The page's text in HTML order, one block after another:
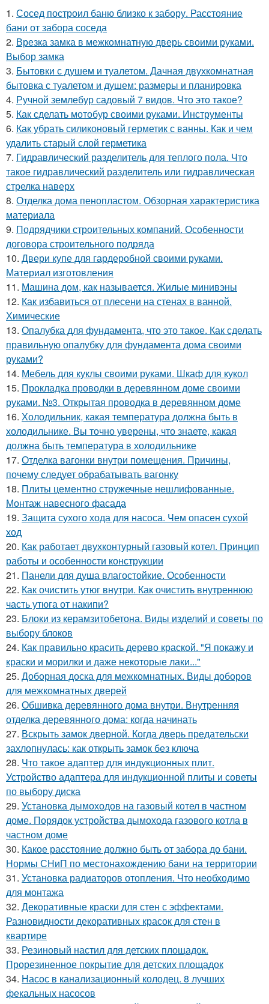
1. Сосед построил баню близко к забору. Расстояние
бани от забора соседа
2. Врезка замка в межкомнатную дверь своими руками.
Выбор замка
3. Бытовки с душем и туалетом. Дачная двухкомнатная
бытовка с туалетом и душем: размеры и планировка
4. Ручной землебур садовый 7 видов. Что это такое?
5. Как сделать мотобур своими руками. Инструменты
6. Как убрать силиконовый герметик с ванны. Как и чем
удалить старый слой герметика
7. Гидравлический разделитель для теплого пола. Что
такое гидравлический разделитель или гидравлическая
стрелка наверх
8. Отделка дома пенопластом. Обзорная характеристика
материала
9. Подрядчики строительных компаний. Особенности
договора строительного подряда
10. Двери купе для гардеробной своими руками.
Материал изготовления
11. Машина дом, как называется. Жилые минивэны
12. Как избавиться от плесени на стенах в ванной.
Химические
13. Опалубка для фундамента, что это такое. Как сделать
правильную опалубку для фундамента дома своими
руками?
14. Мебель для куклы своими руками. Шкаф для кукол
15. Прокладка проводки в деревянном доме своими
руками. №3. Открытая проводка в деревянном доме
16. Холодильник, какая температура должна быть в
холодильнике. Вы точно уверены, что знаете, какая
должна быть температура в холодильнике
17. Отделка вагонки внутри помещения. Причины,
почему следует обрабатывать вагонку
18. Плиты цементно стружечные нешлифованные.
Монтаж навесного фасада
19. Защита сухого хода для насоса. Чем опасен сухой
ход
20. Как работает двухконтурный газовый котел. Принцип
работы и особенности конструкции
21. Панели для душа влагостойкие. Особенности
22. Как очистить утюг внутри. Как очистить внутреннюю
часть утюга от накипи?
23. Блоки из керамзитобетона. Виды изделий и советы по
выбору блоков
24. Как правильно красить дерево краской. "Я покажу и
краски и морилки и даже некоторые лаки..."
25. Доборная доска для межкомнатных. Виды доборов
для межкомнатных дверей
26. Обшивка деревянного дома внутри. Внутренняя
отделка деревянного дома: когда начинать
27. Вскрыть замок дверной. Когда дверь предательски
захлопнулась: как открыть замок без ключа
28. Что такое адаптер для индукционных плит.
Устройство адаптера для индукционной плиты и советы
по выбору диска
29. Установка дымоходов на газовый котел в частном
доме. Порядок устройства дымохода газового котла в
частном доме
30. Какое расстояние должно быть от забора до бани.
Нормы СНиП по местонахождению бани на территории
31. Установка радиаторов отопления. Что необходимо
для монтажа
32. Декоративные краски для стен с эффектами.
Разновидности декоративных красок для стен в
квартире
33. Резиновый настил для детских площадок.
Прорезиненное покрытие для детских площадок
34. Насос в канализационный колодец. 8 лучших
фекальных насосов